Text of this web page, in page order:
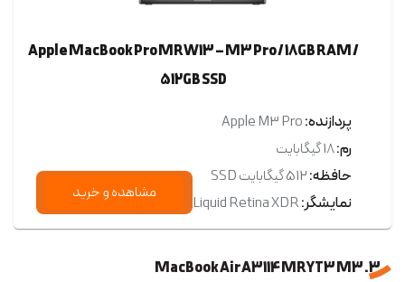
Apple MacBook Pro MRW13 – M3 Pro / 18GB RAM /
512GB SSD
پردازنده:Apple M3 Pro
رم:18 گیگابایت
حافظه:512 گیگابایت SSD
نمایشگر:Liquid Retina XDR مشاهده و خرید
3. MacBook Air A3114 MRYT3 M3